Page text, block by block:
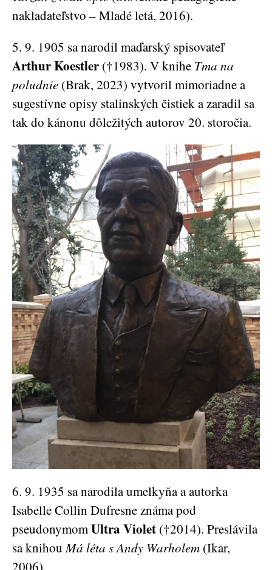
nakladateľstvo – Mladé letá, 2016).
5. 9. 1905 sa narodil maďarský spisovateľ
Arthur Koestler (†1983). V knihe Tma na
poludnie (Brak, 2023) vytvoril mimoriadne a
sugestívne opisy stalinských čistiek a zaradil sa
tak do kánonu dôležitých autorov 20. storočia.
6. 9. 1935 sa narodila umelkyňa a autorka
Isabelle Collin Dufresne známa pod
pseudonymomUltra Violet (†2014). Preslávila
sa knihouMá léta s Andy Warholem (Ikar,
2006).